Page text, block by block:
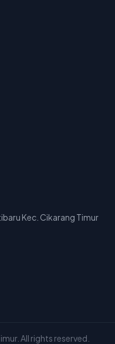
Kec. Cikarang Timur
All rights reserved.